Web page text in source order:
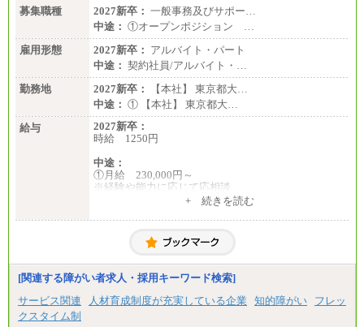
募集職種 2027新卒： 一般事務及びサポー…
中途： ①オープンポジション …
雇用形態
2027新卒： アルバイト・パート
中途： 契約社員/アルバイト・…
勤務地
2027新卒：
【本社】 東京都大…
中途： ① 【本社】 東京都大…
給与
2027新卒：
時給 1250円
中途：
①月給 230,000円～
※経験や能力に応じて応相談
+ 続きを読む
[関連する障がい者求人・採用キーワード検索]
サービス関連
人材育成制度が充実している企業 知的障がい
フレッ
クスタイム制